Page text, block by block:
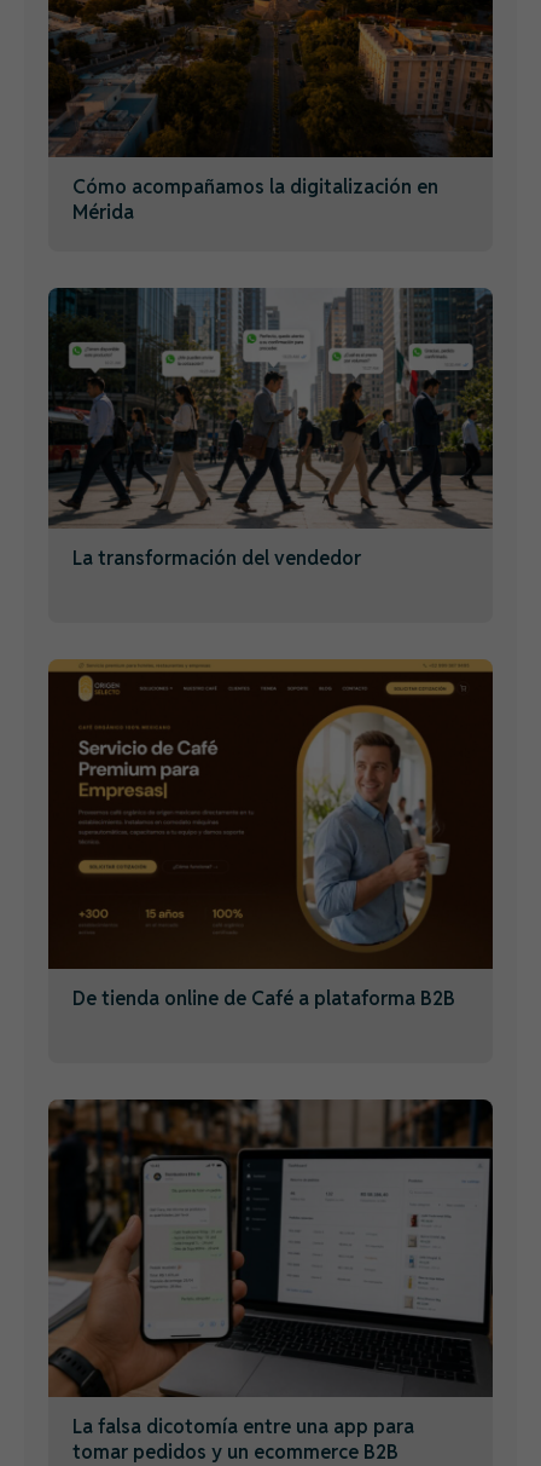
Cómo acompañamos la digitalización en
Mérida
La transformación del vendedor
De tienda online de Café a plataforma B2B
La falsa dicotomía entre una app para
tomar pedidos y un ecommerce B2B